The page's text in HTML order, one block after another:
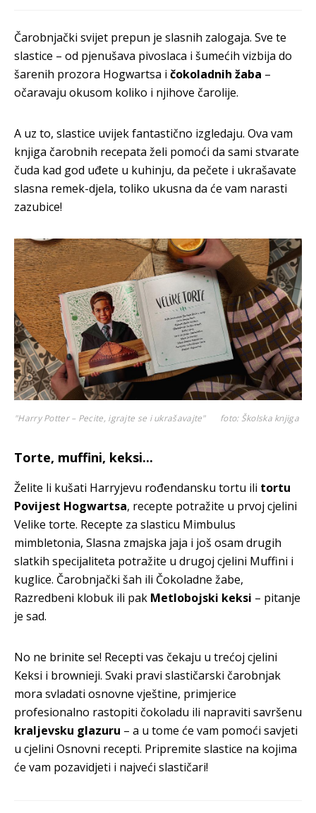
Čarobnjački svijet prepun je slasnih zalogaja. Sve te
slastice – od pjenušava pivoslaca i šumećih vizbija do
šarenih prozora Hogwartsa i čokoladnih žaba –
očaravaju okusom koliko i njihove čarolije.
A uz to, slastice uvijek fantastično izgledaju. Ova vam
knjiga čarobnih recepata želi pomoći da sami stvarate
čuda kad god uđete u kuhinju, da pečete i ukrašavate
slasna remek-djela, toliko ukusna da će vam narasti
zazubice!
"Harry Potter – Pecite, igrajte se i ukrašavajte" foto: Školska knjiga
Torte, muffini, keksi...
Želite li kušati Harryjevu rođendansku tortu ili tortu
Povijest Hogwartsa, recepte potražite u prvoj cjelini
Velike torte. Recepte za slasticu Mimbulus
mimbletonia, Slasna zmajska jaja i još osam drugih
slatkih specijaliteta potražite u drugoj cjelini Muffini i
kuglice. Čarobnjački šah ili Čokoladne žabe,
Razredbeni klobuk ili pak Metlobojski keksi – pitanje
je sad.
No ne brinite se! Recepti vas čekaju u trećoj cjelini
Keksi i brownieji. Svaki pravi slastičarski čarobnjak
mora svladati osnovne vještine, primjerice
profesionalno rastopiti čokoladu ili napraviti savršenu
kraljevsku glazuru – a u tome će vam pomoći savjeti
u cjelini Osnovni recepti. Pripremite slastice na kojima
će vam pozavidjeti i najveći slastičari!